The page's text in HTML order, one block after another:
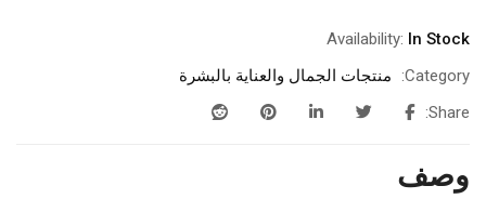
Availability: In Stock
Category:
منتجات الجمال والعناية بالبشرة
Share:
وصف